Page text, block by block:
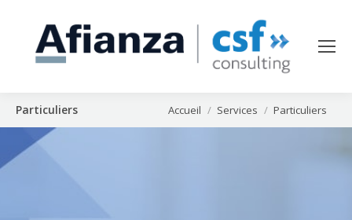
Particuliers Vous êtes ici :
Accueil Services Particuliers